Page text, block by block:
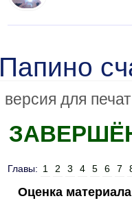
Папино
версия для
Главы: 1 2 3 4 5 6 7
Оценка материала